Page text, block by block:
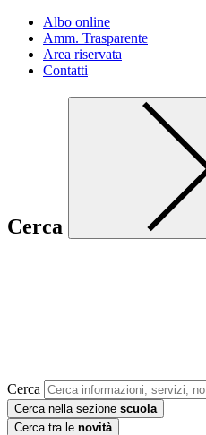
Albo online
Amm. Trasparente
Area riservata
Contatti
Cerca
Cerca
Cerca nella sezione scuola
Cerca tra le novità